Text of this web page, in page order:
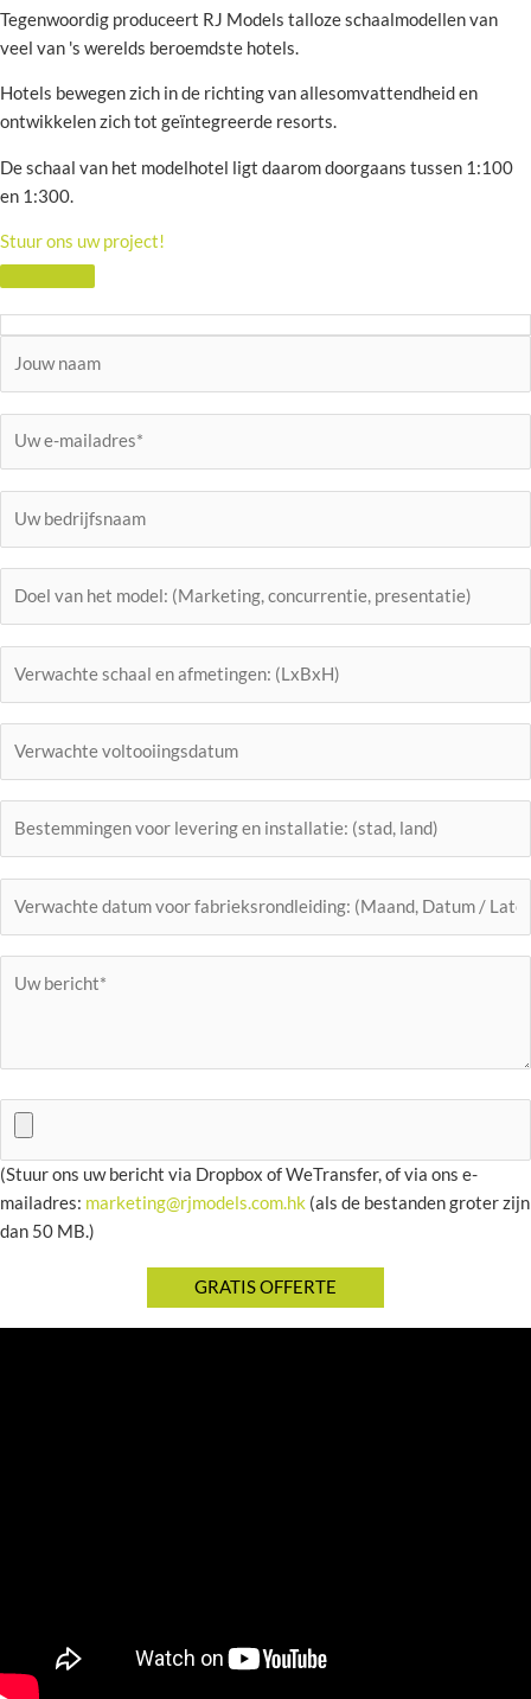
Tegenwoordig produceert RJ Models talloze schaalmodellen van
veel van 's werelds beroemdste hotels.
Hotels bewegen zich in de richting van allesomvattendheid en
ontwikkelen zich tot geïntegreerde resorts.
De schaal van het modelhotel ligt daarom doorgaans tussen 1:100
en 1:300.
Stuur ons uw project!
(Stuur ons uw bericht via Dropbox of WeTransfer, of via ons e-
mailadres: marketing@rjmodels.com.hk (als de bestanden groter zijn
dan 50 MB.)